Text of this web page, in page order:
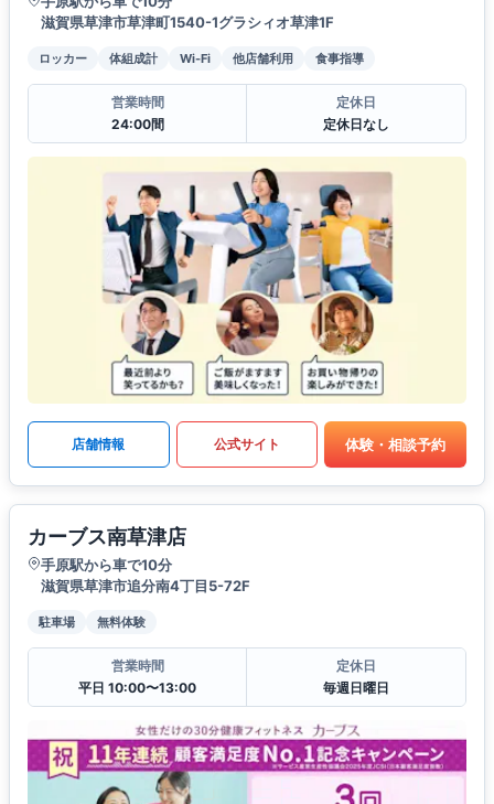
滋賀県草津市草津町1540-1グラシィオ草津1F
ロッカー 体組成計 Wi-Fi 他店舗利用 食事指導
営業時間
24:00間
定休日
定休日なし
店舗情報 公式サイト 体験・相談予約
カーブス南草津店
手原駅から車で10分
滋賀県草津市追分南4丁目5-72F
駐車場 無料体験
営業時間
平日 10:00〜13:00
定休日
毎週日曜日